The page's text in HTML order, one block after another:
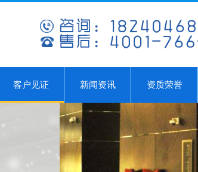
客户见证 新闻资讯 资质荣誉